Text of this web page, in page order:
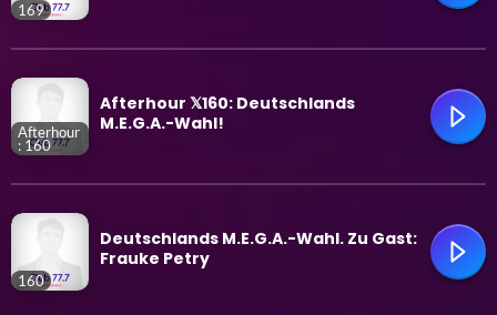
169
Afterhour
: 160
Afterhour 𝕏160: Deutschlands
M.E.G.A.-Wahl!
160
Deutschlands M.E.G.A.-Wahl. Zu Gast:
Frauke Petry